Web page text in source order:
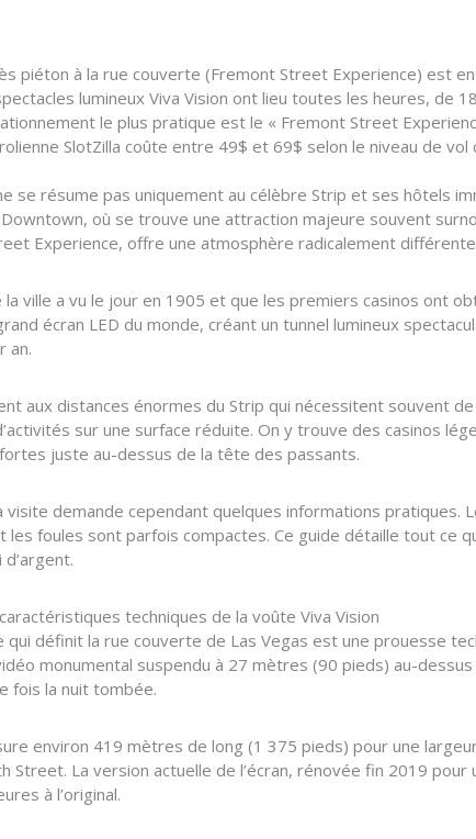
piéton à la rue couverte (Fremont Street Experience) est
lumineux Viva Vision ont lieu toutes les heures, de
le plus pratique est le « Fremont Street
SlotZilla coûte entre 49$ et 69$ selon le niveau de
se résume pas uniquement au célèbre Strip et ses hôtels
où se trouve une attraction majeure souvent
Experience, offre une atmosphère radicalement
la ville a vu le jour en 1905 et que les premiers casinos ont
écran LED du monde, créant un tunnel lumineux
an.
aux distances énormes du Strip qui nécessitent souvent
sur une surface réduite. On y trouve des casinos
juste au-dessus de la tête des passants.
visite demande cependant quelques informations
les foules sont parfois compactes. Ce guide détaille tout ce
techniques de la voûte Viva Vision
qui définit la rue couverte de Las Vegas est une prouesse
monumental suspendu à 27 mètres (90 pieds) au-
fois la nuit tombée.
environ 419 mètres de long (1 375 pieds) pour une
Street. La version actuelle de l’écran, rénovée fin 2019
à l’original.